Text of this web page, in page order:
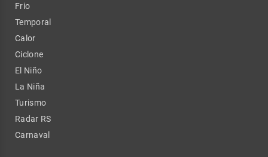
Frio
Temporal
Calor
Ciclone
El Niño
La Niña
Turismo
Radar RS
Carnaval